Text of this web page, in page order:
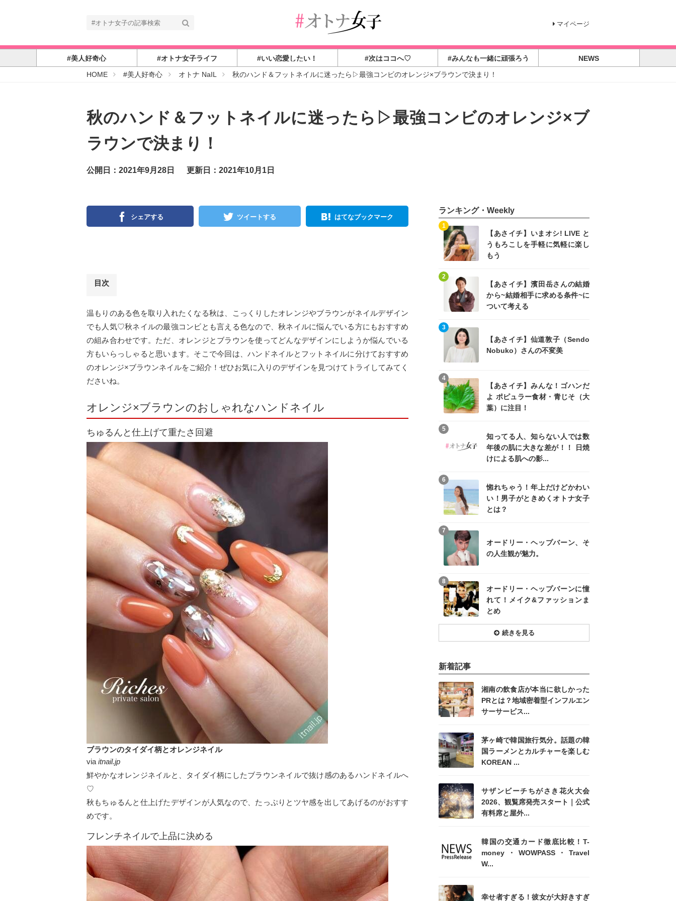
マイページ
#美人好奇心 #オトナ女子ライフ #いい恋愛したい！ #次はココへ♡ #みんなも一緒に頑張ろう
NEWS
HOME#
#美人好奇心 オトナ NaIL 秋のハンド＆フットネイルに迷ったら▷最強コンビのオレンジ×ブラウンで決まり！
秋のハンド＆フットネイルに迷ったら▷最強コンビのオレンジ×ブ
ラウンで決まり！
公開日：2021年9月28日 更新日：2021年10月1日
シェアする ツイートする はてなブックマーク
目次
温もりのある色を取り入れたくなる秋は、こっくりしたオレンジやブラウンがネイルデザイン
でも人気♡秋ネイルの最強コンビとも言える色なので、秋ネイルに悩んでいる方にもおすすめ
の組み合わせです。ただ、オレンジとブラウンを使ってどんなデザインにしようか悩んでいる
方もいらっしゃると思います。そこで今回は、ハンドネイルとフットネイルに分けておすすめ
のオレンジ×ブラウンネイルをご紹介！ぜひお気に入りのデザインを見つけてトライしてみてく
ださいね。
オレンジ×ブラウンのおしゃれなハンドネイル
ちゅるんと仕上げて重たさ回避
ブラウンのタイダイ柄とオレンジネイル
via itnail.jp
鮮やかなオレンジネイルと、タイダイ柄にしたブラウンネイルで抜け感のあるハンドネイルへ
♡
秋もちゅるんと仕上げたデザインが人気なので、たっぷりとツヤ感を出してあげるのがおすす
めです。
フレンチネイルで上品に決める
ランキング・Weekly
【あさイチ】いまオシ! LIVE と
うもろこしを手軽に気軽に楽し
もう
1
【あさイチ】濱田岳さんの結婚
から~結婚相手に求める条件~に
ついて考える
2
【あさイチ】仙道敦子（Sendo
Nobuko）さんの不変美
3
【あさイチ】みんな！ゴハンだ
よ ポピュラー食材・青じそ（大
葉）に注目！
4
知ってる人、知らない人では数
年後の肌に大きな差が！！ 日焼
けによる肌への影...
5
惚れちゃう！年上だけどかわい
い！男子がときめくオトナ女子
とは？
6
オードリー・ヘップバーン、そ
の人生観が魅力。
7
オードリー・ヘップバーンに憧
れて！メイク&ファッションま
とめ
8
続きを見る
新着記事
湘南の飲食店が本当に欲しかった
PRとは？地域密着型インフルエン
サーサービス...
茅ヶ崎で韓国旅行気分。話題の韓
国ラーメンとカルチャーを楽しむ
KOREAN ...
サザンビーチちがさき花火大会
2026、観覧席発売スタート｜公式
有料席と屋外...
韓国の交通カード徹底比較！T-
money・WOWPASS・Travel
W...
幸せ者すぎる！彼女が大好きすぎ